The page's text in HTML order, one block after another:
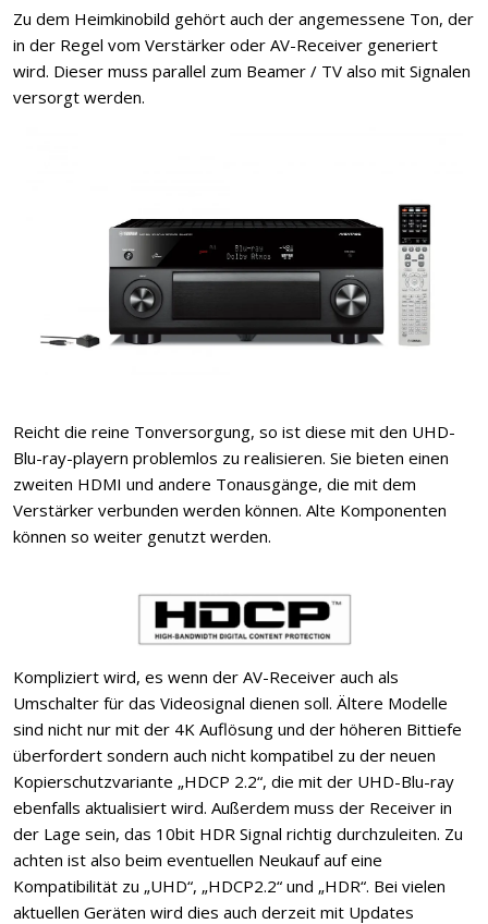
Zu dem Heimkinobild gehört auch der angemessene Ton, der
in der Regel vom Verstärker oder AV-Receiver generiert
wird. Dieser muss parallel zum Beamer / TV also mit Signalen
versorgt werden.
Reicht die reine Tonversorgung, so ist diese mit den UHD-
Blu-ray-playern problemlos zu realisieren. Sie bieten einen
zweiten HDMI und andere Tonausgänge, die mit dem
Verstärker verbunden werden können. Alte Komponenten
können so weiter genutzt werden.
Kompliziert wird, es wenn der AV-Receiver auch als
Umschalter für das Videosignal dienen soll. Ältere Modelle
sind nicht nur mit der 4K Auflösung und der höheren Bittiefe
überfordert sondern auch nicht kompatibel zu der neuen
Kopierschutzvariante „HDCP 2.2“, die mit der UHD-Blu-ray
ebenfalls aktualisiert wird. Außerdem muss der Receiver in
der Lage sein, das 10bit HDR Signal richtig durchzuleiten. Zu
achten ist also beim eventuellen Neukauf auf eine
Kompatibilität zu „UHD“, „HDCP2.2“ und „HDR“. Bei vielen
aktuellen Geräten wird dies auch derzeit mit Updates